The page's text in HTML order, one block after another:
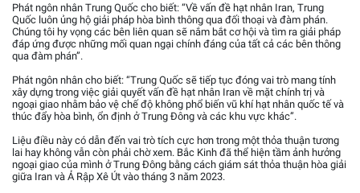
Phát ngôn nhân Trung Quốc cho biết: “Về vấn đề hạt nhân Iran, Trung
Quốc luôn ủng hộ giải pháp hòa bình thông qua đối thoại và đàm phán.
Chúng tôi hy vọng các bên liên quan sẽ nắm bắt cơ hội và tìm ra giải pháp
đáp ứng được những mối quan ngại chính đáng của tất cả các bên thông
qua đàm phán”.
Phát ngôn nhân cho biết: “Trung Quốc sẽ tiếp tục đóng vai trò mang tính
xây dựng trong việc giải quyết vấn đề hạt nhân Iran về mặt chính trị và
ngoại giao nhằm bảo vệ chế độ không phổ biến vũ khí hạt nhân quốc tế và
thúc đẩy hòa bình, ổn định ở Trung Đông và các khu vực khác”.
Liệu điều này có dẫn đến vai trò tích cực hơn trong một thỏa thuận tương
lai hay không vẫn còn phải chờ xem. Bắc Kinh đã thể hiện tầm ảnh hưởng
ngoại giao của mình ở Trung Đông bằng cách giám sát thỏa thuận hòa giải
giữa Iran và Ả Rập Xê Út vào tháng 3 năm 2023.